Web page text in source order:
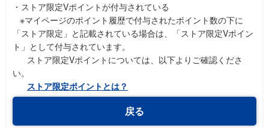
・ストア限定Vポイントが付与されている
※マイページのポイント履歴で付与されたポイント数の下に
「ストア限定」と記載されている場合は、「ストア限定Vポイン
ト」として付与されています。
ストア限定Vポイントについては、以下よりご確認くださ
い。
ストア限定ポイントとは？
戻る